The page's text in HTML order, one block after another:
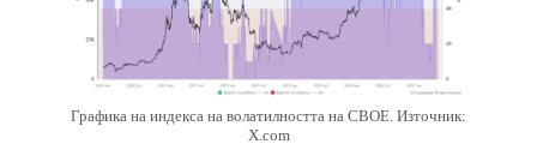
Графика на индекса на волатилността на CBOE. Източник:
X.com